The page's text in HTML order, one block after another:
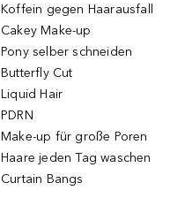
Koffein gegen Haarausfall
Cakey Make-up
Pony selber schneiden
Butterfly Cut
Liquid Hair
PDRN
Make-up für große Poren
Haare jeden Tag waschen
Curtain Bangs